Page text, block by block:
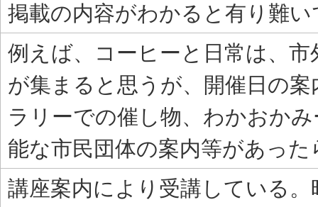
掲載の内容がわかると有り難
例えば、コーヒーと日常は、
が集まると思うが、開催日の
ラリーでの催し物、わかおか
能な市民団体の案内等があった
講座案内により受講している